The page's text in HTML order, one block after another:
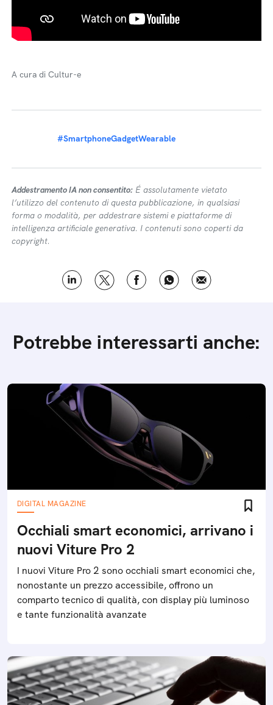
A cura di Cultur-e
#SmartphoneGadgetWearable
Addestramento IA non consentito: É assolutamente vietato
l’utilizzo del contenuto di questa pubblicazione, in qualsiasi
forma o modalità, per addestrare sistemi e piattaforme di
intelligenza artificiale generativa. I contenuti sono coperti da
copyright.
Potrebbe interessarti anche:
DIGITAL MAGAZINE
Occhiali smart economici, arrivano i
nuovi Viture Pro 2
I nuovi Viture Pro 2 sono occhiali smart economici che,
nonostante un prezzo accessibile, offrono un
comparto tecnico di qualità, con display più luminoso
e tante funzionalità avanzate